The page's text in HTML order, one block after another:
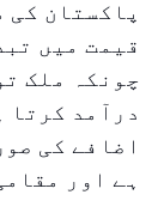
پاکستان کی
قیمت میں
چونکہ ملک
درآمد کرتا
اضافے کی
ہے اور